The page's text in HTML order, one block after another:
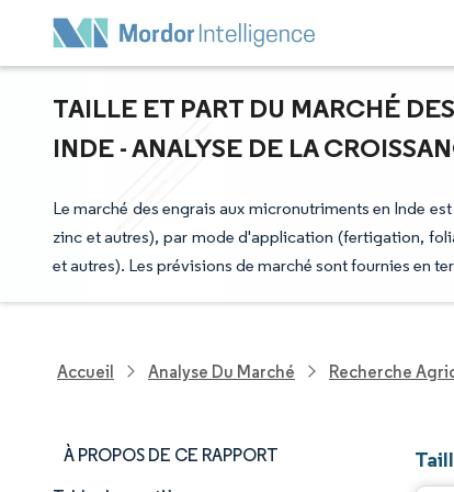
TAILLE ET PART DU MARCHÉ
INDE - ANALYSE DE LA
Le marché des engrais aux micronutriments en Inde
zinc et autres), par mode d'application (fertigation,
et autres). Les prévisions de marché sont fournies en
Accueil Analyse Du Marché Recherche
À PROPOS DE CE RAPPORT